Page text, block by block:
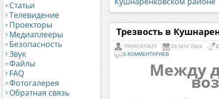
Статьи
Телевидение
Проекторы
Медиаплееры
Безопасность
Звук
Файлы
FAQ
Фотогалерея
Обратная связь
Трезвость в
TRORCATIAZY 03 NOV 2024
0 КОММЕНТАРИЕВ
Между